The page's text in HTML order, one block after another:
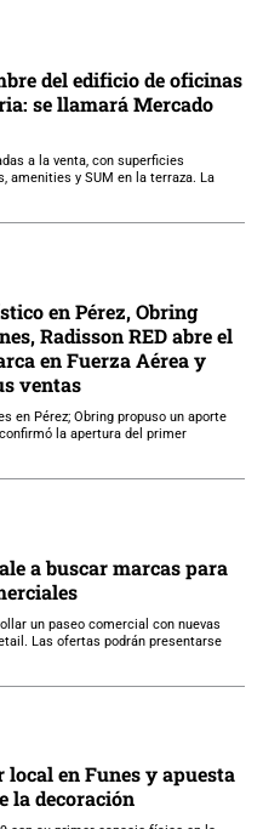
del edificio de oficinas
se llamará Mercado
a la venta, con superficies
amenities y SUM en la terraza. La
en Pérez, Obring
Radisson RED abre el
en Fuerza Aérea y
ventas
en Pérez; Obring propuso un aporte
la apertura del primer
a buscar marcas para
un paseo comercial con nuevas
Las ofertas podrán presentarse
en Funes y apuesta
la decoración